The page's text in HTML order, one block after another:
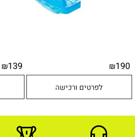
₪190
לפרטים ורכישה
₪139